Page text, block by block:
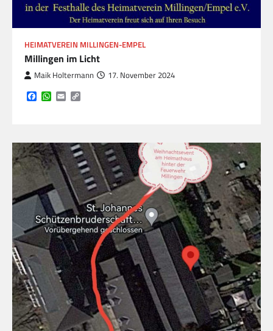
HEIMATVEREIN MILLINGEN-EMPEL
Millingen im Licht
Maik Holtermann 17. November 2024
Facebook
WhatsApp
Email